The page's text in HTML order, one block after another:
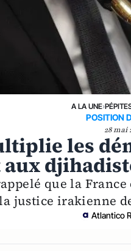
A LA UNE›
POSITION
28 mai
les
que la
justice irakienne
Atlantico